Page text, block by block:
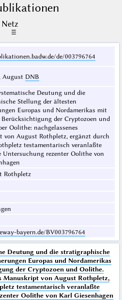
☰
de/003796764
, August DNB
Deutung und die
Stellung der ältesten
Europas und Nordamerikas mit
Berücksichtigung der Cryptozoen und
Oolithe: nachgelassenes
von August Rothpletz, ergänzt durch
testamentarisch veranlaßte
Untersuchung rezenter Oolithe von
Rothpletz
bayern.de/BV003796764
Deutung und die stratigraphische
Europas und Nordamerikas
der Cryptozoen und Oolithe.
Manuskript von August Rothpletz,
testamentarisch veranlaßte
Oolithe von Karl Giesenhagen